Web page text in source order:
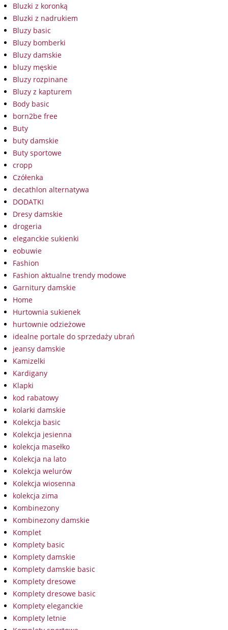
Bluzki z koronką
Bluzki z nadrukiem
Bluzy basic
Bluzy bomberki
Bluzy damskie
bluzy męskie
Bluzy rozpinane
Bluzy z kapturem
Body basic
born2be free
Buty
buty damskie
Buty sportowe
cropp
Czółenka
decathlon alternatywa
DODATKI
Dresy damskie
drogeria
eleganckie sukienki
eobuwie
Fashion
Fashion aktualne trendy modowe
Garnitury damskie
Home
Hurtownia sukienek
hurtownie odzieżowe
idealne portale do sprzedaży ubrań
jeansy damskie
Kamizelki
Kardigany
Klapki
kod rabatowy
kolarki damskie
Kolekcja basic
Kolekcja jesienna
kolekcja masełko
Kolekcja na lato
Kolekcja welurów
Kolekcja wiosenna
kolekcja zima
Kombinezony
Kombinezony damskie
Komplet
Komplety basic
Komplety damskie
Komplety damskie basic
Komplety dresowe
Komplety dresowe basic
Komplety eleganckie
Komplety letnie